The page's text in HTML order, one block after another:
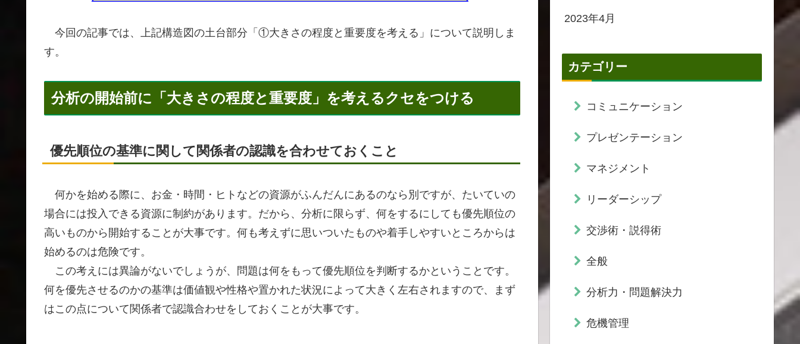
今回の記事では、上記構造図の土台部分「①大きさの程度と重要度を考える」について説明しま
す。
分析の開始前に「大きさの程度と重要度」を考えるクセをつける
優先順位の基準に関して関係者の認識を合わせておくこと
何かを始める際に、お金・時間・ヒトなどの資源がふんだんにあるのなら別ですが、たいていの
場合には投入できる資源に制約があります。だから、分析に限らず、何をするにしても優先順位の
高いものから開始することが大事です。何も考えずに思いついたものや着手しやすいところからは
始めるのは危険です。
この考えには異論がないでしょうが、問題は何をもって優先順位を判断するかということです。
何を優先させるのかの基準は価値観や性格や置かれた状況によって大きく左右されますので、まず
はこの点について関係者で認識合わせをしておくことが大事です。
2023年4月
カテゴリー
コミュニケーション
プレゼンテーション
マネジメント
リーダーシップ
交渉術・説得術
全般
分析力・問題解決力
危機管理